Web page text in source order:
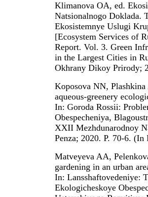
Klimanova OA, ed.
Natsionalnogo Doklada.
Ekosistemnye Uslugi
[Ecosystem Services of
Report. Vol. 3. Green
in the Largest Cities in
Okhrany Dikoy Prirody;
Koposova NN,
aqueous-greenery
In: Goroda Rossii:
Obespecheniya,
XXII Mezhdunarodnoy
Penza; 2020. P. 70-6. (In
Matveyeva AA,
gardening in an urban
In: Lansshaftovedeniye:
Ekologicheskoye